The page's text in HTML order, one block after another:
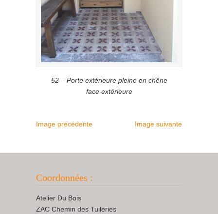
52 – Porte extérieure pleine en chêne
face extérieure
Image précédente Image suivante
Coordonnées :
Atelier Du Bois
ZAC Chemin des Tuileries